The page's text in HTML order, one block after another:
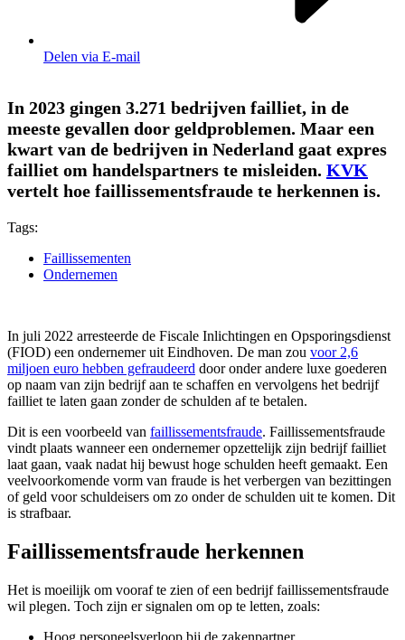
Delen via E-mail
In 2023 gingen 3.271 bedrijven failliet, in de
meeste gevallen door geldproblemen. Maar een
kwart van de bedrijven in Nederland gaat expres
failliet om handelspartners te misleiden. KVK
vertelt hoe faillissementsfraude te herkennen is.
Tags:
Faillissementen
Ondernemen
In juli 2022 arresteerde de Fiscale Inlichtingen en Opsporingsdienst
(FIOD) een ondernemer uit Eindhoven. De man zou voor 2,6
miljoen euro hebben gefraudeerd door onder andere luxe goederen
op naam van zijn bedrijf aan te schaffen en vervolgens het bedrijf
failliet te laten gaan zonder de schulden af te betalen.
Dit is een voorbeeld van faillissementsfraude. Faillissementsfraude
vindt plaats wanneer een ondernemer opzettelijk zijn bedrijf failliet
laat gaan, vaak nadat hij bewust hoge schulden heeft gemaakt. Een
veelvoorkomende vorm van fraude is het verbergen van bezittingen
of geld voor schuldeisers om zo onder de schulden uit te komen. Dit
is strafbaar.
Faillissementsfraude herkennen
Het is moeilijk om vooraf te zien of een bedrijf faillissementsfraude
wil plegen. Toch zijn er signalen om op te letten, zoals:
Hoog personeelsverloop bij de zakenpartner